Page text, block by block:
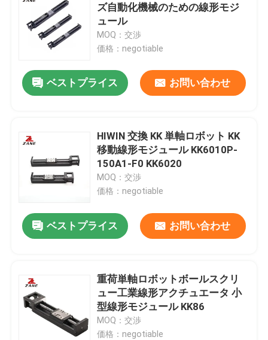
ズ自動化機械のための線形モジ
ュール
MOQ：交渉
価格：negotiable
ベストプライス お問い合わせ
HIWIN 交換 KK 単軸ロボット KK
移動線形モジュール KK6010P-
150A1-F0 KK6020
MOQ：交渉
価格：negotiable
ベストプライス お問い合わせ
重荷単軸ロボットボールスクリ
ュー工業線形アクチュエータ 小
型線形モジュール KK86
MOQ：交渉
価格：negotiable